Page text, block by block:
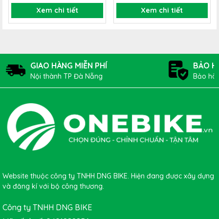
2025thì hãy đến ngayONEBIKE để trải nghiệm hoặc liên hệ
qua tổng đài0916 790 059/ 0912 190 059
Xem chi tiết Xem chi tiết
GIAO HÀNG MIỄN PHÍ
Nội thành TP Đà Nẵng
BẢO
Bảo
Website thuộc công ty TNHH DNG BIKE. Hiện đang được xây dựng
và đăng kí với bộ công thương.
Công ty TNHH DNG BIKE